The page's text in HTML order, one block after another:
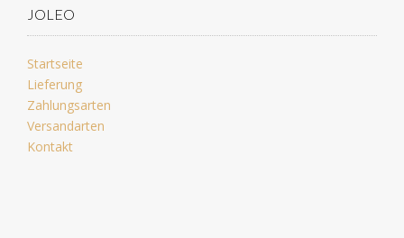
JOLEO
Startseite
Lieferung
Zahlungsarten
Versandarten
Kontakt